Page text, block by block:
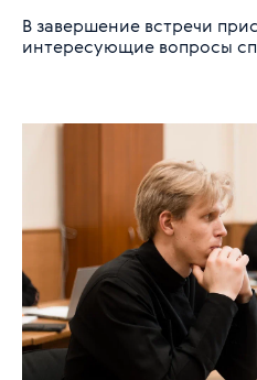
В завершение встречи
интересующие вопросы